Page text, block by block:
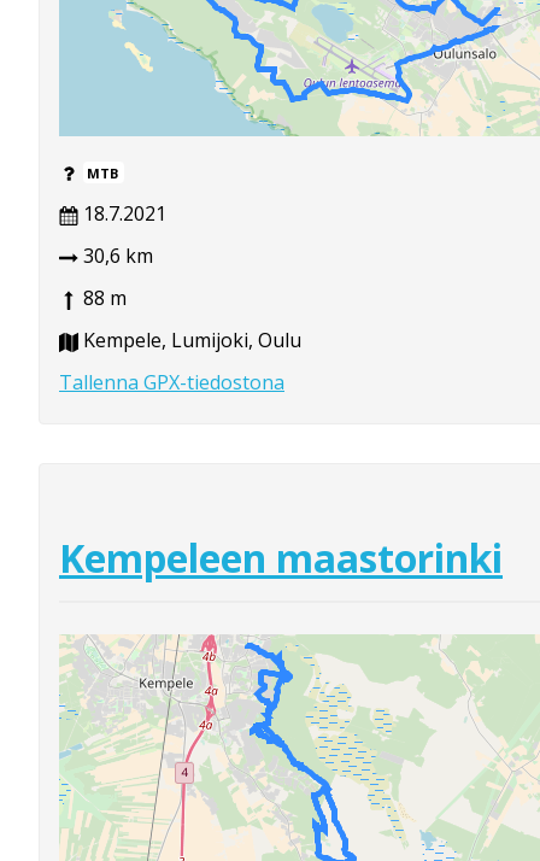
MTB
18.7.2021
30,6 km
88 m
Kempele, Lumijoki, Oulu
Tallenna GPX-tiedostona
Kempeleen maastorinki